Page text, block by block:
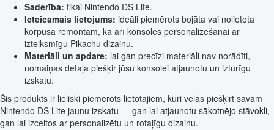
Saderība: tikai Nintendo DS Lite.
Ieteicamais lietojums: ideāli piemērots bojāta vai nolietota
korpusa remontam, kā arī konsoles personalizēšanai ar
izteiksmīgu Pikachu dizainu.
Materiāli un apdare: lai gan precīzi materiāli nav norādīti,
nomaiņas detaļa piešķir jūsu konsolei atjaunotu un izturīgu
izskatu.
Šis produkts ir lieliski piemērots lietotājiem, kuri vēlas piešķirt savam
Nintendo DS Lite jaunu izskatu — gan lai atjaunotu sākotnējo stāvokli,
gan lai izceltos ar personalizētu un rotaļīgu dizainu.